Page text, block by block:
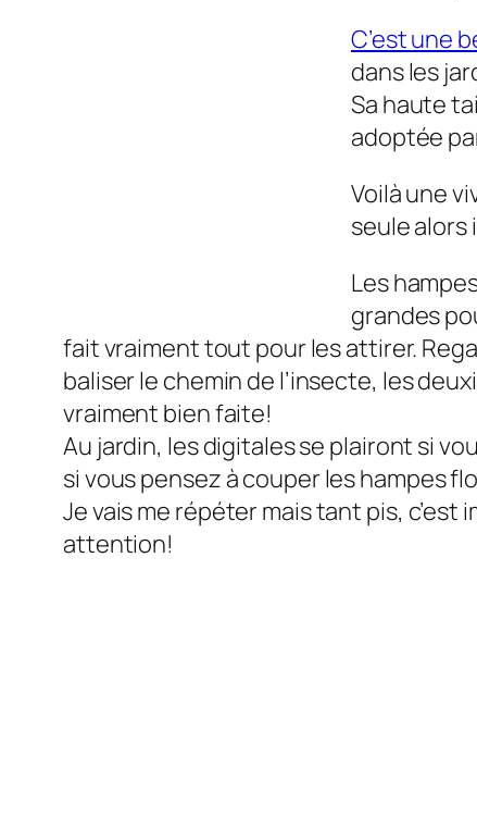
C’est une
dans les
Sa haute
adoptée
Voilà une
seule alors
Les
grandes
fait vraiment tout pour les attirer.
baliser le chemin de l’insecte, les
vraiment bien faite!
Au jardin, les digitales se plairont si
si vous pensez à couper les hampes
Je vais me répéter mais tant pis,
attention!